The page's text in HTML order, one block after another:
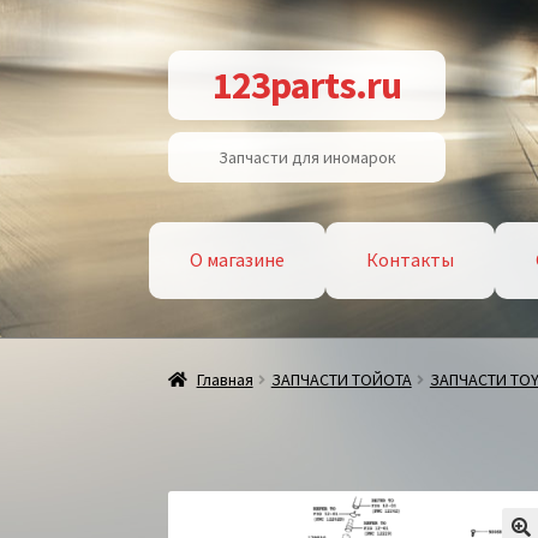
Перейти
к
навигации
Перейти
к
содержимому
123parts.ru
Запчасти для иномарок
О магазине Контакты
Главная ЗАПЧАСТИ ТОЙОТА ЗАПЧАСТИ